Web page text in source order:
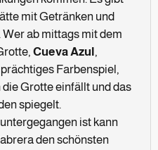
mit Getränken und
ab mittags mit dem
Cueva Azul ,
Farbenspiel,
Grotte einfällt und das
spiegelt.
ist kann
den schönsten